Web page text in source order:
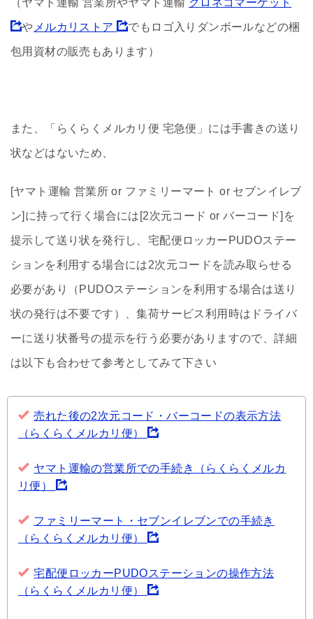
（ヤマト運輸 営業所やヤマト運輸 クロネコマーケット
や メルカリストア でもロゴ入りダンボールなどの梱
包用資材の販売もあります）
また、「らくらくメルカリ便 宅急便」には手書きの送り
状などはないため、
[ヤマト運輸 営業所 or ファミリーマート or セブンイレブ
ン]に持って行く場合には[2次元コード or バーコード]を
提示して送り状を発行し、宅配便ロッカーPUDOステー
ションを利用する場合には2次元コードを読み取らせる
必要があり（PUDOステーションを利用する場合は送り
状の発行は不要です）、集荷サービス利用時はドライバ
ーに送り状番号の提示を行う必要がありますので、詳細
は以下も合わせて参考としてみて下さい
売れた後の2次元コード・バーコードの表示方法
（らくらくメルカリ便）
ヤマト運輸の営業所での手続き（らくらくメルカ
リ便）
ファミリーマート・セブンイレブンでの手続き
（らくらくメルカリ便）
宅配便ロッカーPUDOステーションの操作方法
（らくらくメルカリ便）